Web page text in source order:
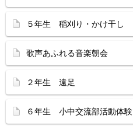
５年生 稲刈り・かけ干し
歌声あふれる音楽朝会
２年生 遠足
６年生 小中交流部活動体験